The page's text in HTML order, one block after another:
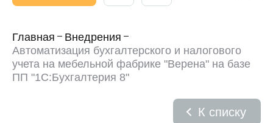
Главная
Внедрения
Автоматизация бухгалтерского и налогового
учета на мебельной фабрике "Верена" на базе
ПП "1С:Бухгалтерия 8"
К списку